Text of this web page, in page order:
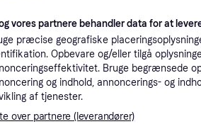
vores partnere behandler data for at
præcise geografiske
Opbevare og/eller tilgå
Bruge begrænsede
og indhold, annoncerings- og
af tjenester.
over partnere (leverandører)